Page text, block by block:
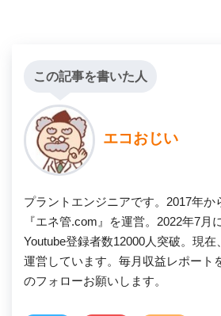
この記事を書いた人
エコおじい
プラントエンジニアです。2017年か
『エネ管.com』を運営。2022年7月
Youtube登録者数12000人突破。現
運営しています。毎月収益レポート
のフォローお願いします。